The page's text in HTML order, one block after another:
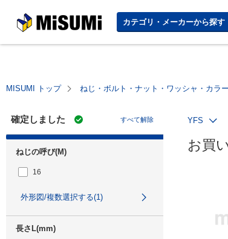
MISUMI | Your Time, Our
Priority
カテゴリ・メーカーから探す
MISUMI トップ ねじ・ボルト・ナット・ワッシャ・カラー
確定しました すべて解除
ねじの呼び(M)
16
外形図/複数選択する(1)
長さL(mm)
YFS
お買